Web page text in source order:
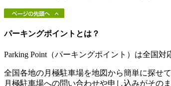
パーキングポイントとは？
Parking Point（パーキングポイント）は全国
全国各地の月極駐車場を地図から簡単に探せ
月極駐車場への問い合わせや申し込みがその